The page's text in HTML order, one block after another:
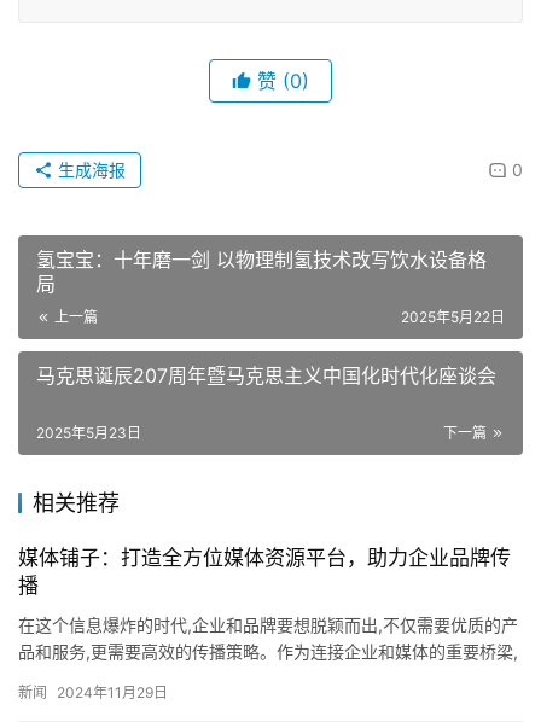
赞 (0)
0
生成海报
氢宝宝：十年磨一剑 以物理制氢技术改写饮水设备格
局
上一篇 2025年5月22日
马克思诞辰207周年暨马克思主义中国化时代化座谈会
下一篇
2025年5月23日
相关推荐
媒体铺子：打造全方位媒体资源平台，助力企业品牌传
播
在这个信息爆炸的时代,企业和品牌要想脱颖而出,不仅需要优质的产
品和服务,更需要高效的传播策略。作为连接企业和媒体的重要桥梁,
新闻 2024年11月29日